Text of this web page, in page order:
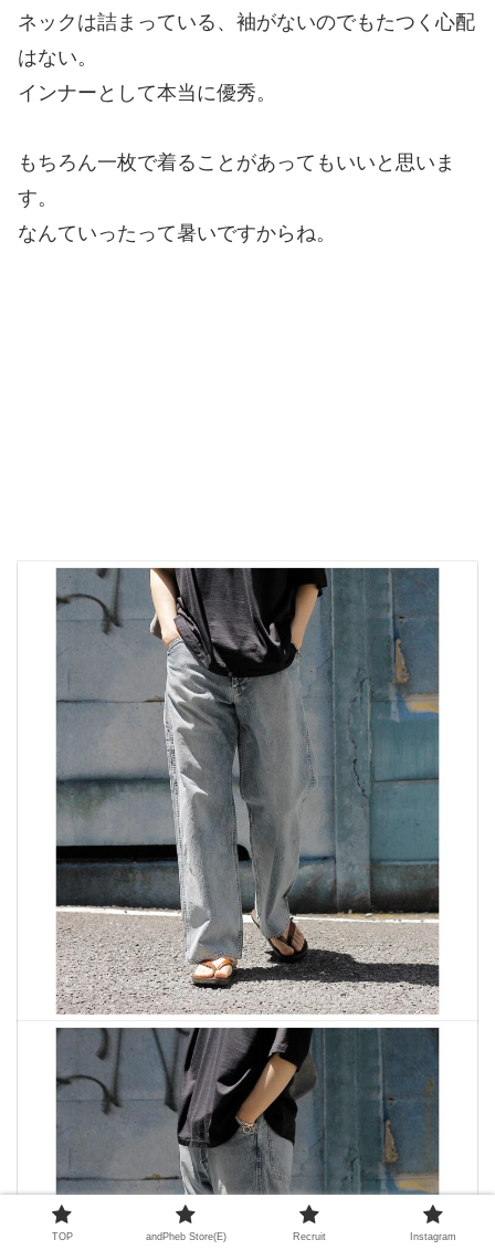
ネックは詰まっている、袖がないのでもたつく心配
はない。
インナーとして本当に優秀。
もちろん一枚で着ることがあってもいいと思いま
す。
なんていったって暑いですからね。
TOP andPheb Store(E) Recruit Instagram